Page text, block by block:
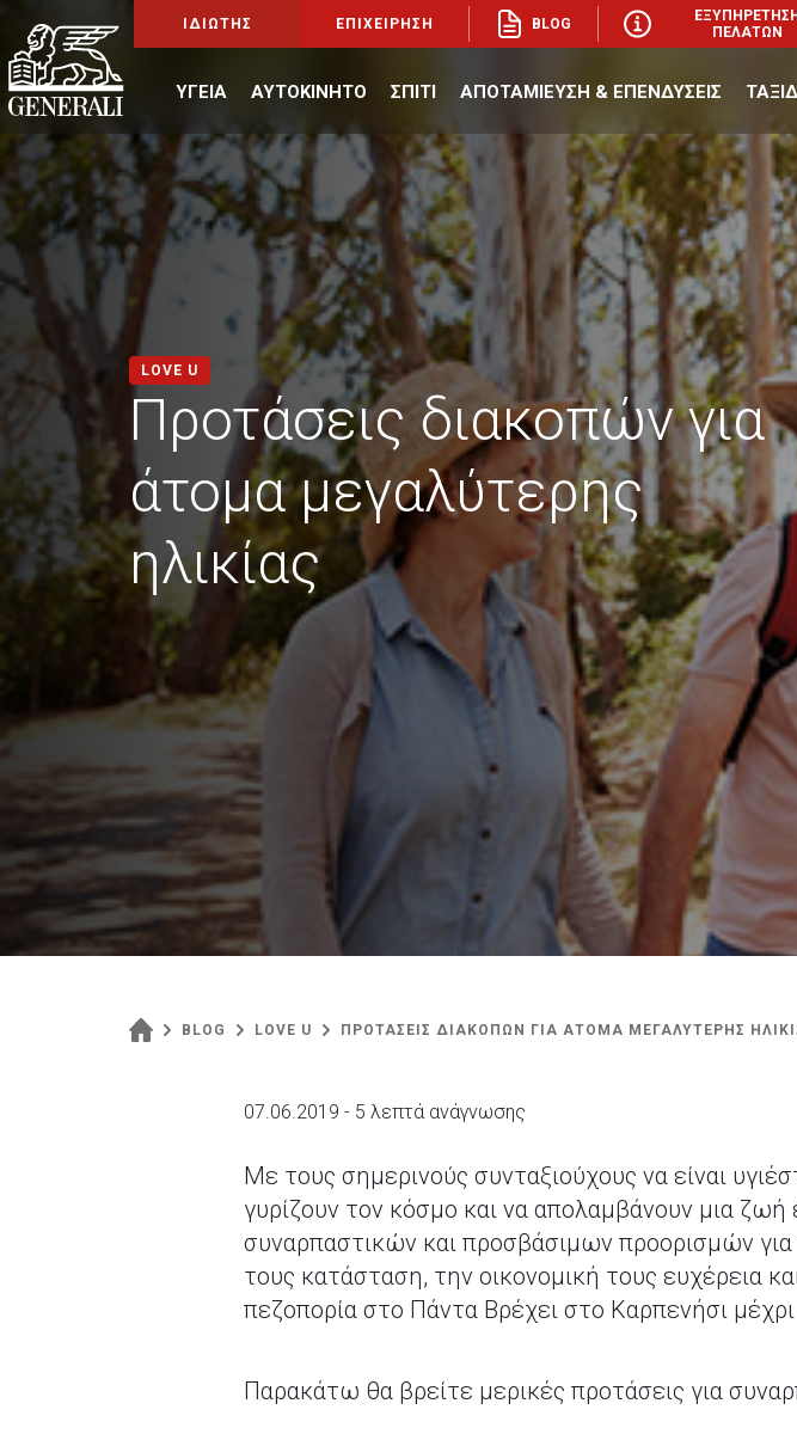
ΙΔΙΩΤΗΣ ΕΠΙΧΕΙΡΗΣΗ BLOG
ΕΞΥΠΗΡΕΤΗΣΗ
ΠΕΛΑΤΩΝ
ΥΓΕΙΑ ΑΥΤΟΚΙΝΗΤΟ ΣΠΙΤΙ ΑΠΟΤΑΜΙΕΥΣΗ & ΕΠΕΝΔΥΣΕΙΣ
LOVE U
Προτάσεις διακοπών για
άτομα μεγαλύτερης
ηλικίας
BLOG LOVE U ΠΡΟΤΑΣΕΙΣ ΔΙΑΚΟΠΩΝ ΓΙΑ ΑΤΟΜΑ ΜΕΓΑΛΥΤΕΡΗΣ
07.06.2019 - 5 λεπτά ανάγνωσης
Με τους σημερινούς συνταξιούχους να είναι
γυρίζουν τον κόσμο και να απολαμβάνουν μια
συναρπαστικών και προσβάσιμων προορισμών
τους κατάσταση, την οικονομική τους ευχέρεια
πεζοπορία στο Πάντα Βρέχει στο Καρπενήσι μέχρι
Παρακάτω θα βρείτε μερικές προτάσεις για